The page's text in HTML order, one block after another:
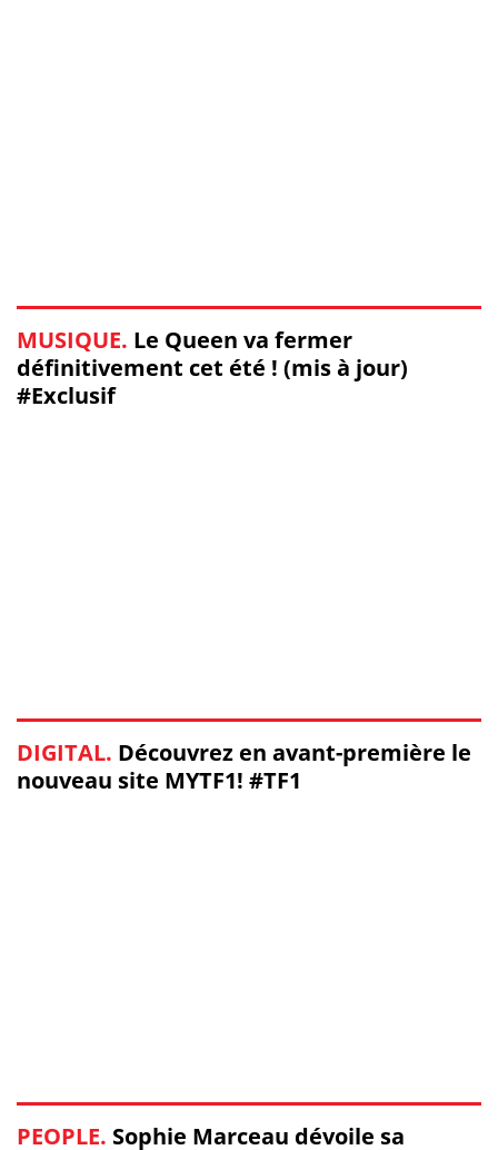
MUSIQUE. Le Queen va fermer
définitivement cet été ! (mis à jour)
#Exclusif
DIGITAL. Découvrez en avant-première le
nouveau site MYTF1! #TF1
PEOPLE. Sophie Marceau dévoile sa